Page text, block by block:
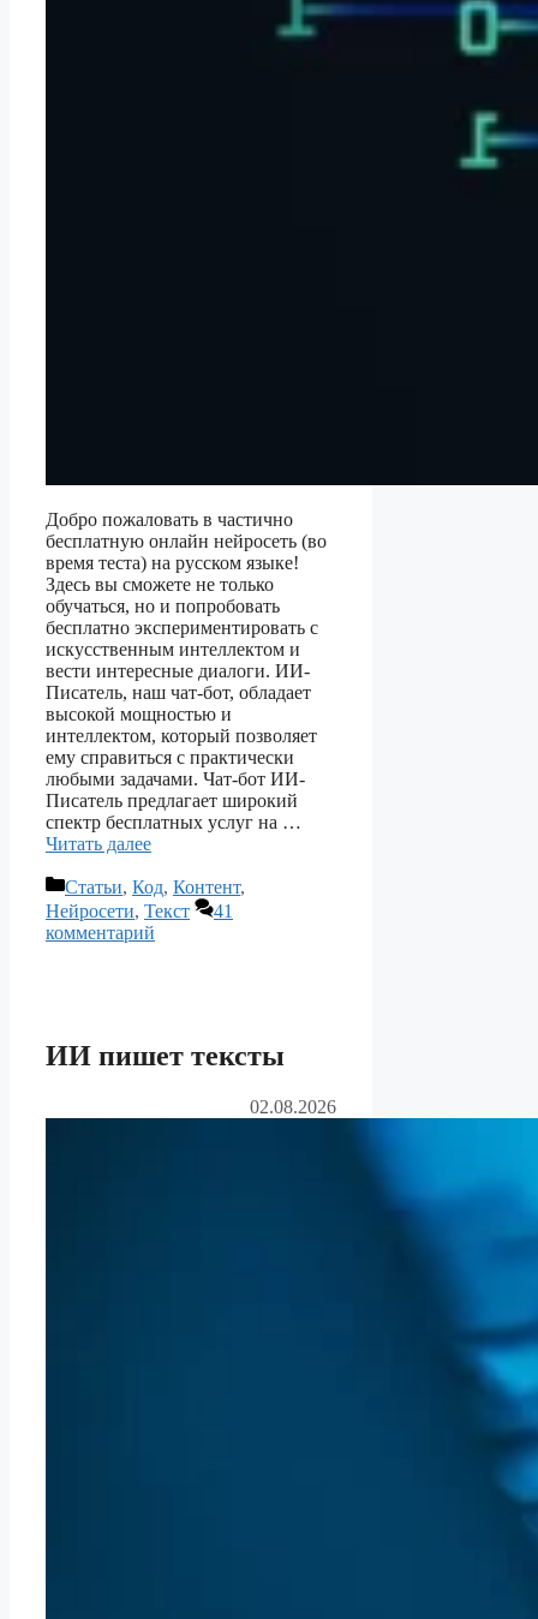
Добро пожаловать в частично
бесплатную онлайн нейросеть (во
время теста) на русском языке!
Здесь вы сможете не только
обучаться, но и попробовать
бесплатно экспериментировать с
искусственным интеллектом и
вести интересные диалоги. ИИ-
Писатель, наш чат-бот, обладает
высокой мощностью и
интеллектом, который позволяет
ему справиться с практически
любыми задачами. Чат-бот ИИ-
Писатель предлагает широкий
спектр бесплатных услуг на …
Читать далее
Рубрики
Статьи, Код, Контент,
Нейросети, Текст
41
комментарий
ИИ пишет тексты
02.08.2026